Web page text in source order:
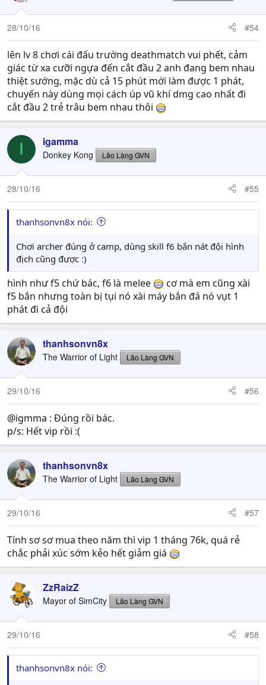
28/10/16 #54
lên lv 8 chơi cái đấu trường deathmatch vui phết, cảm
giác từ xa cưỡi ngựa đến cắt đầu 2 anh đang bem nhau
thiệt sướng, mặc dù cả 15 phút mới làm được 1 phát,
chuyến này dùng mọi cách úp vũ khí dmg cao nhất đi
cắt đầu 2 trẻ trâu bem nhau thôi
I igamma
Donkey Kong Lão Làng GVN
28/10/16 #55
thanhsonvn8x nói:
Chơi archer đúng ở camp, dùng skill f6 bắn nát đội hình
địch cũng được :)
hình như f5 chứ bác, f6 là melee
cơ mà em cũng xài
f5 bắn nhưng toàn bị tụi nó xài máy bắn đá nó vụt 1
phát đi cả đội
thanhsonvn8x
The Warrior of Light Lão Làng GVN
29/10/16 #56
@igmma : Đúng rồi bác.
p/s: Hết vip rồi :(
thanhsonvn8x
The Warrior of Light Lão Làng GVN
29/10/16 #57
Tính sơ sơ mua theo năm thì vip 1 tháng 76k, quá rẻ
chắc phải xúc sớm kẻo hết giảm giá
ZzRaizZ
Mayor of SimCity Lão Làng GVN
29/10/16 #58
thanhsonvn8x nói: